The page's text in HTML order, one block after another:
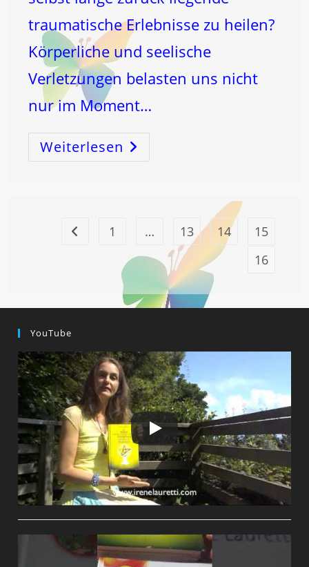
traumatische Erlebnisse zu heilen?
Körperliche und seelische
Verletzungen belasten uns nicht
nur im Moment…
Weiterlesen Traumata
Erkennen,
Mondschwingung!
Zur vorherigen Seite
1 … 13 14
15
16
YouTube